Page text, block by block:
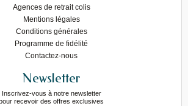
Agences de retrait colis
Mentions légales
Conditions générales
Programme de fidélité
Contactez-nous
Newsletter
Inscrivez-vous à notre newsletter
recevoir des offres exclusives